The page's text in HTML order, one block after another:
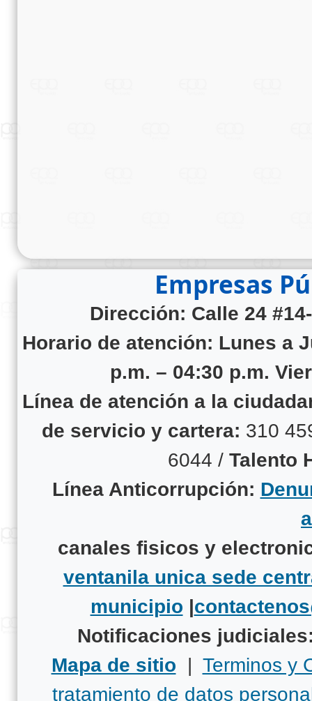
Empresas
Dirección: Calle 24
Horario de atención: Lunes a
p.m. – 04:30 p.m.
Línea de atención a la
de servicio y cartera: 310
6044 / Talento
Línea Anticorrupción:
canales fisicos y
ventanila unica sede
municipio |
Notificaciones
Mapa de sitio | Terminos y
tratamiento de datos